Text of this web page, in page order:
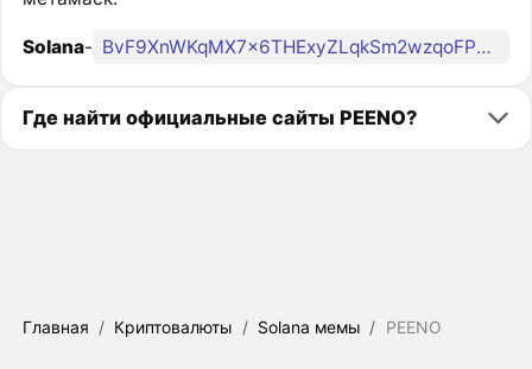
Solana- BvF9XnWKqMX7x6THExyZLqkSm2wzqoFPEBcTD4BjQa29
Где найти официальные сайты PEENO?
Главная / Криптовалюты / Solana мемы / PEENO